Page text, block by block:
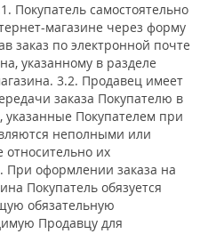
Покупатель самостоятельно
магазине через форму
заказ по электронной почте
указанному в разделе
3.2. Продавец имеет
заказа Покупателю в
указанные Покупателем при
неполными или
их
При оформлении заказа на
Покупатель обязуется
обязательную
Продавцу для